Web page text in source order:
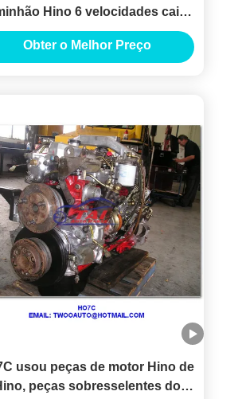
Hino 6 velocidades caixa
engrenagens manual OEM STD
Obter o Melhor Preço
usou peças de motor Hino de
peças sobresselentes do